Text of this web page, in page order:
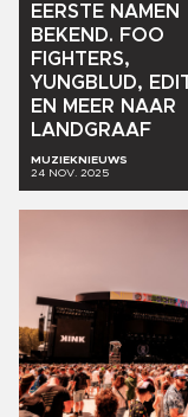
EERSTE NAMEN
BEKEND. FOO
FIGHTERS,
YUNGBLUD,
EN
MEER NAAR
LANDGRAAF
MUZIEKNIEUWS
24 NOV. 2025